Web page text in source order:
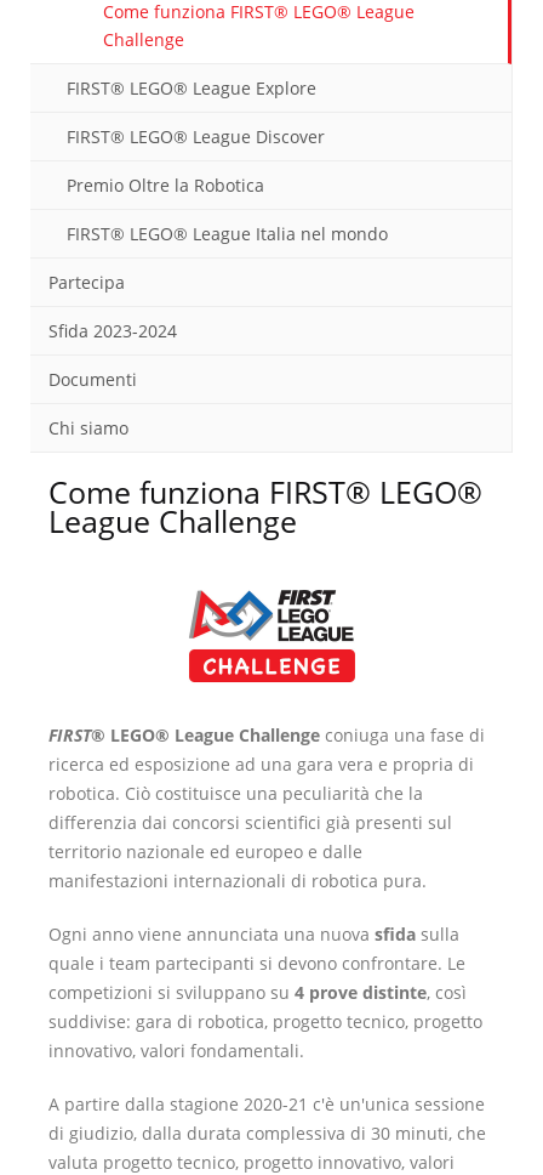
Come funziona FIRST® LEGO® League
Challenge
FIRST® LEGO® League Explore
FIRST® LEGO® League Discover
Premio Oltre la Robotica
FIRST® LEGO® League Italia nel mondo
Partecipa
Sfida 2023-2024
Documenti
Chi siamo
Come funziona FIRST® LEGO®
League Challenge
FIRST® LEGO® League Challenge coniuga una fase di
ricerca ed esposizione ad una gara vera e propria di
robotica. Ciò costituisce una peculiarità che la
differenzia dai concorsi scientifici già presenti sul
territorio nazionale ed europeo e dalle
manifestazioni internazionali di robotica pura.
Ogni anno viene annunciata una nuova sfida sulla
quale i team partecipanti si devono confrontare. Le
competizioni si sviluppano su 4 prove distinte, così
suddivise: gara di robotica, progetto tecnico, progetto
innovativo, valori fondamentali.
A partire dalla stagione 2020-21 c'è un'unica sessione
di giudizio, dalla durata complessiva di 30 minuti, che
valuta progetto tecnico, progetto innovativo, valori